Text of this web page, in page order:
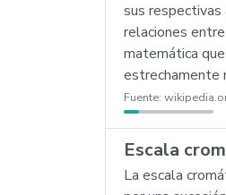
sus
relaciones
matemática
estrechamente
Fuente:
Escala
La escala